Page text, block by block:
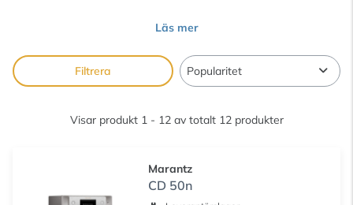
Läs mer
Filtrera
Visar produkt 1 - 12 av totalt 12 produkter
Marantz
CD 50n